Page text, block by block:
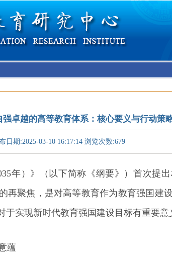
强卓越的高等教育体系：核心要义与行动策
日期:2025-03-10 16:17:14 浏览次数:679
年）》（以下简称《纲要》）首次提
再聚焦，是对高等教育作为教育强国建
实现新时代教育强国建设目标有重要意
蕴